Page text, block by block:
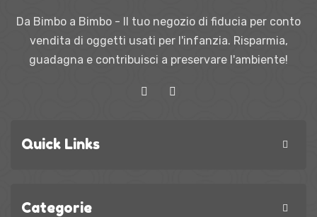
Da Bimbo a Bimbo - Il tuo negozio di fiducia per conto
vendita di oggetti usati per l'infanzia. Risparmia,
guadagna e contribuisci a preservare l'ambiente!
Quick Links
Categorie